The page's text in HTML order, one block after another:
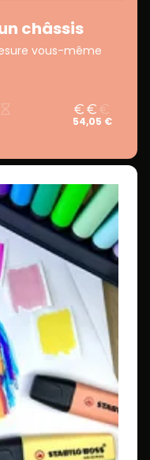
châssis
vous-même
54,05 €